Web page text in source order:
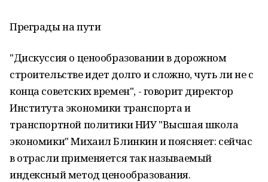
Преграды на пути
"Дискуссия о ценообразовании в дорожном
строительстве идет долго и сложно, чуть ли не с
конца советских времен", - говорит директор
Института экономики транспорта и
транспортной политики НИУ "Высшая школа
экономики" Михаил Блинкин и поясняет: сейчас
в отрасли применяется так называемый
индексный метод ценообразования.